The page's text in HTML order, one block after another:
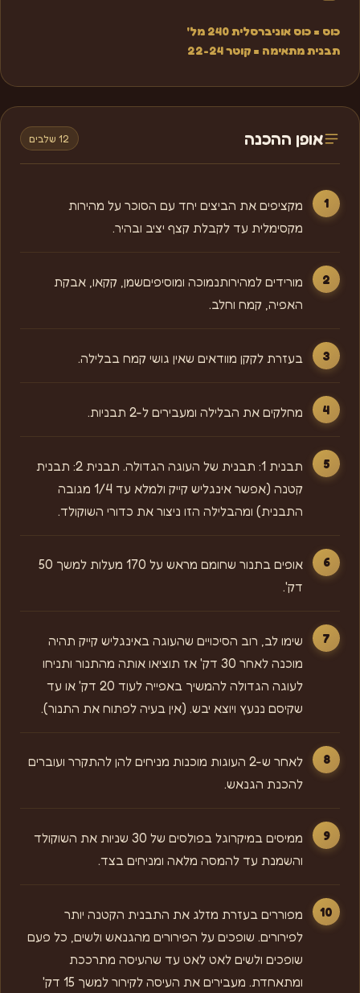
כוס = כוס אוניברסלית 240 מל'
תבנית מתאימה = קוטר 22-24
אופן ההכנה 12 שלבים
מקציפים את הביצים יחד עם הסוכר על מהירות
מקסימלית עד לקבלת קצף יציב ובהיר.
מורידים למהירותנמוכה ומוסיפיםשמן, קקאו, אבקת
האפיה, קמח וחלב.
בעזרת לקקן מוודאים שאין גושי קמח בבלילה.
מחלקים את הבלילה ומעבירים ל-2 תבניות.
תבנית 1: תבנית של העוגה הגדולה. תבנית 2: תבנית
קטנה (אפשר אינגליש קייק ולמלא עד 1/4 מגובה
התבנית) ומהבלילה הזו ניצור את כדורי השוקולד.
אופים בתנור שחומם מראש על 170 מעלות למשך 50
דק'.
שימו לב, רוב הסיכויים שהעוגה באינגליש קייק תהיה
מוכנה לאחר 30 דק' אז תוציאו אותה מהתנור ותניחו
לעוגה הגדולה להמשיך באפייה לעוד 20 דק' או עד
שקיסם ננעץ ויוצא יבש. (אין בעיה לפתוח את התנור).
לאחר ש-2 העוגות מוכנות מניחים להן להתקרר ועוברים
להכנת הגנאש.
ממיסים במיקרוגל בפולסים של 30 שניות את השוקולד
והשמנת עד להמסה מלאה ומניחים בצד.
מפוררים בעזרת מזלג את התבנית הקטנה יותר
לפירורים. שופכים על הפירורים מהגנאש ולשים, כל פעם
שופכים ולשים לאט לאט עד שהעיסה מתרככת
ומתאחדת. מעבירים את העיסה לקירור למשך 15 דק'